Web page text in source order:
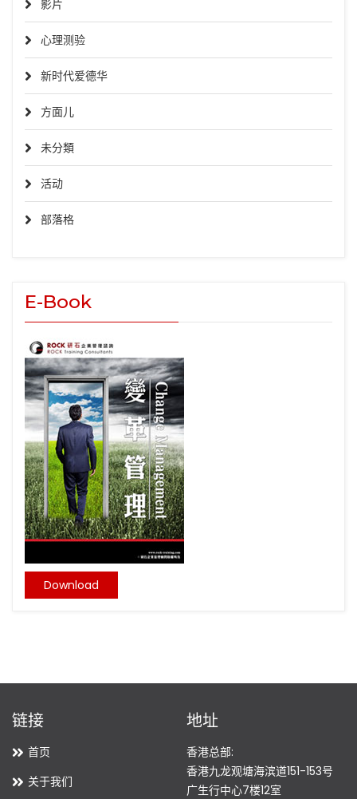
影片
心理测验
新时代爱德华
方面儿
未分類
活动
部落格
E-Book
Download
链接
首页
关于我们
地址
香港总部:
香港九龙观塘海滨道151-153号
广生行中心7楼12室